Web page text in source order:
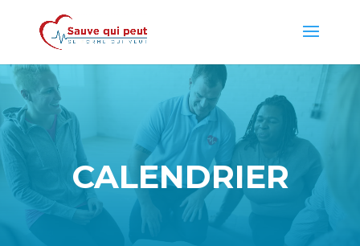
CALENDRIER